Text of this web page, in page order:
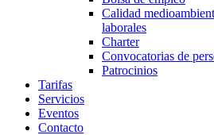
Calidad
laborales
Charter
Convocatorias de
Patrocinios
Tarifas
Servicios
Eventos
Contacto